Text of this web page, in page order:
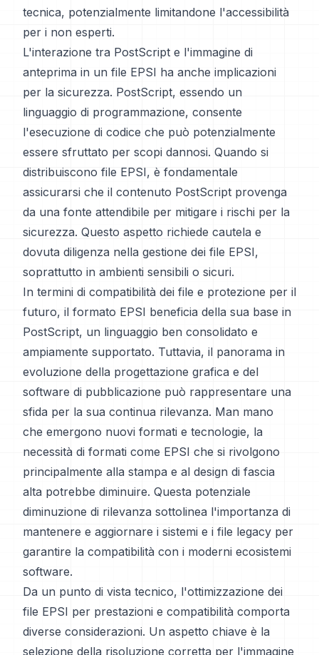
tecnica, potenzialmente limitandone l'accessibilità
per i non esperti.
L'interazione tra PostScript e l'immagine di
anteprima in un file EPSI ha anche implicazioni
per la sicurezza. PostScript, essendo un
linguaggio di programmazione, consente
l'esecuzione di codice che può potenzialmente
essere sfruttato per scopi dannosi. Quando si
distribuiscono file EPSI, è fondamentale
assicurarsi che il contenuto PostScript provenga
da una fonte attendibile per mitigare i rischi per la
sicurezza. Questo aspetto richiede cautela e
dovuta diligenza nella gestione dei file EPSI,
soprattutto in ambienti sensibili o sicuri.
In termini di compatibilità dei file e protezione per il
futuro, il formato EPSI beneficia della sua base in
PostScript, un linguaggio ben consolidato e
ampiamente supportato. Tuttavia, il panorama in
evoluzione della progettazione grafica e del
software di pubblicazione può rappresentare una
sfida per la sua continua rilevanza. Man mano
che emergono nuovi formati e tecnologie, la
necessità di formati come EPSI che si rivolgono
principalmente alla stampa e al design di fascia
alta potrebbe diminuire. Questa potenziale
diminuzione di rilevanza sottolinea l'importanza di
mantenere e aggiornare i sistemi e i file legacy per
garantire la compatibilità con i moderni ecosistemi
software.
Da un punto di vista tecnico, l'ottimizzazione dei
file EPSI per prestazioni e compatibilità comporta
diverse considerazioni. Un aspetto chiave è la
selezione della risoluzione corretta per l'immagine